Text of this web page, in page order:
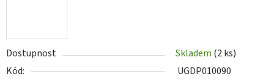
Dostupnost Skladem (2 ks)
Kód:
UGDP010090